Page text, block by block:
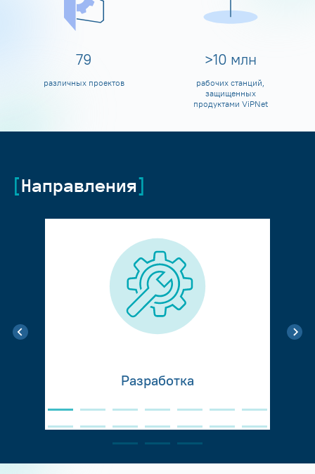
80
различных проектов
>10 млн
рабочих станций,
защищенных
продуктами ViPNet
Направления
Разработка